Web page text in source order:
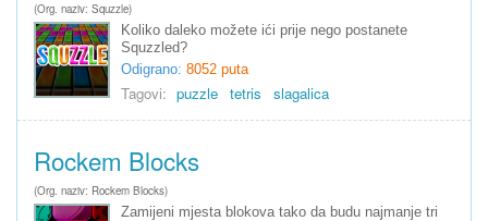
(Org. naziv: Squzzle)
Koliko daleko možete ići prije nego postanete
Squzzled?
Odigrano: 8052 puta
Tagovi: puzzle tetris slagalica
Rockem Blocks
(Org. naziv: Rockem Blocks)
Zamijeni mjesta blokova tako da budu najmanje tri